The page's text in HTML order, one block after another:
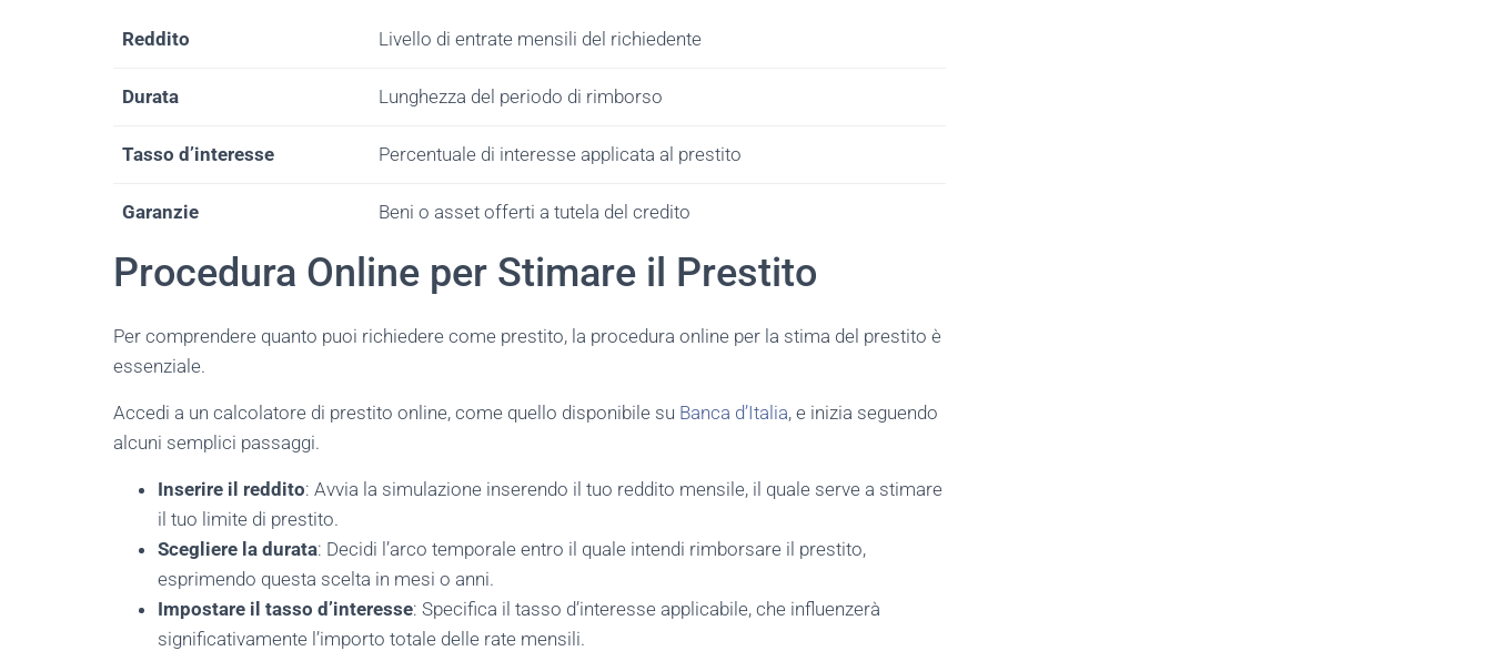
Reddito Livello di entrate mensili del richiedente
Durata Lunghezza del periodo di rimborso
Tasso d’interesse Percentuale di interesse applicata al prestito
Garanzie Beni o asset offerti a tutela del credito
Procedura Online per Stimare il Prestito
Per comprendere quanto puoi richiedere come prestito, la procedura online per la stima del prestito è
essenziale.
Accedi a un calcolatore di prestito online, come quello disponibile su Banca d’Italia, e inizia seguendo
alcuni semplici passaggi.
Inserire il reddito: Avvia la simulazione inserendo il tuo reddito mensile, il quale serve a stimare
il tuo limite di prestito.
Scegliere la durata: Decidi l’arco temporale entro il quale intendi rimborsare il prestito,
esprimendo questa scelta in mesi o anni.
Impostare il tasso d’interesse: Specifica il tasso d’interesse applicabile, che influenzerà
significativamente l’importo totale delle rate mensili.